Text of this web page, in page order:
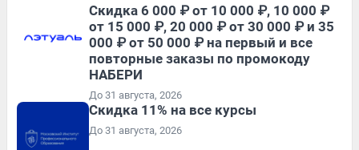
Скидка 6 000 ₽ от 10 000 ₽, 10 000 ₽
от 15 000 ₽, 20 000 ₽ от 30 000 ₽ и 35
000 ₽ от 50 000 ₽ на первый и все
повторные заказы по промокоду
НАБЕРИ
До 31 августа, 2026
Скидка 11% на все курсы
До 31 августа, 2026